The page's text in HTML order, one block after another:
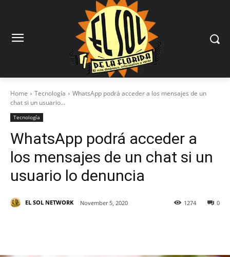
Home Tecnología
WhatsApp podrá acceder a los mensajes de un
chat si un usuario...
Tecnología
WhatsApp podrá acceder a
los mensajes de un chat si un
usuario lo denuncia
EL SOL NETWORK November 5, 2020 0
1274